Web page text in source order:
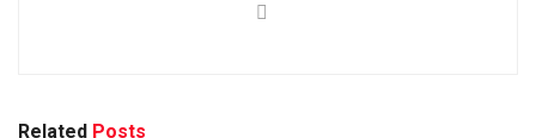
Related Posts